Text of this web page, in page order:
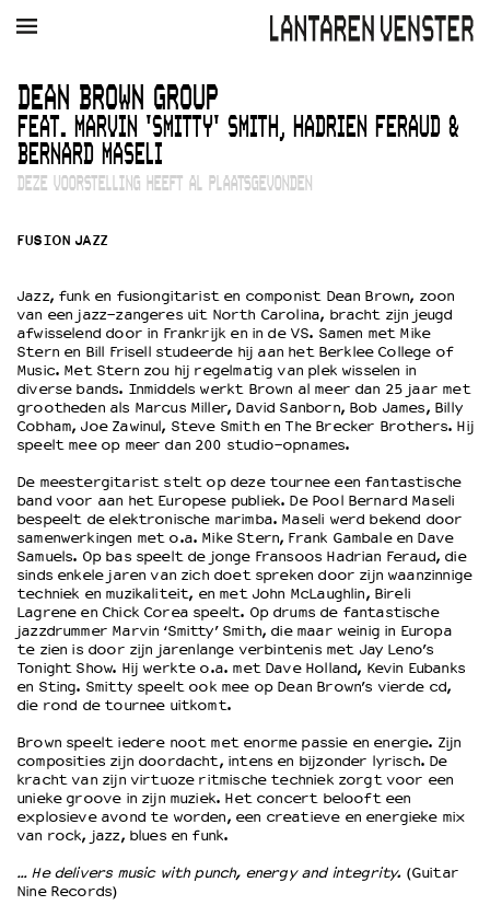
AGENDA FILM MUZIEK RESTAURANT
Winkelmandje
Zoek
PLAN JE BEZOEK
Bereikbaarheid
EDUCATIE
Schoolvoorstellingen
Filmprogramma’s Primair Onderwijs
Filmprogramma’s VO/MBO
OVER LANTARENVENSTER
Wat we doen
Werken bij
Wie is wie
Word vriend
Historie
Partners
Privacyverklaring
Integriteits- en gedragscode
Duurzaamheid
Culturele boycot Israël
Ruimte voor artistieke vrijheid – VNPF
DEAN BROWN GROUP
FEAT. MARVIN 'SMITTY' SMITH, HADRIEN FERAUD &
BERNARD MASELI
DEZE VOORSTELLING HEEFT AL PLAATSGEVONDEN
FUSION JAZZ
Jazz, funk en fusiongitarist en componist Dean Brown, zoon
van een jazz-zangeres uit North Carolina, bracht zijn jeugd
afwisselend door in Frankrijk en in de VS. Samen met Mike
Stern en Bill Frisell studeerde hij aan het Berklee College of
Music. Met Stern zou hij regelmatig van plek wisselen in
diverse bands. Inmiddels werkt Brown al meer dan 25 jaar met
grootheden als Marcus Miller, David Sanborn, Bob James, Billy
Cobham, Joe Zawinul, Steve Smith en The Brecker Brothers. Hij
speelt mee op meer dan 200 studio-opnames.
De meestergitarist stelt op deze tournee een fantastische
band voor aan het Europese publiek. De Pool Bernard Maseli
bespeelt de elektronische marimba. Maseli werd bekend door
samenwerkingen met o.a. Mike Stern, Frank Gambale en Dave
Samuels. Op bas speelt de jonge Fransoos Hadrian Feraud, die
sinds enkele jaren van zich doet spreken door zijn waanzinnige
techniek en muzikaliteit, en met John McLaughlin, Bireli
Lagrene en Chick Corea speelt. Op drums de fantastische
jazzdrummer Marvin ‘Smitty’ Smith, die maar weinig in Europa
te zien is door zijn jarenlange verbintenis met Jay Leno’s
Tonight Show. Hij werkte o.a. met Dave Holland, Kevin Eubanks
en Sting. Smitty speelt ook mee op Dean Brown’s vierde cd,
die rond de tournee uitkomt.
Brown speelt iedere noot met enorme passie en energie. Zijn
composities zijn doordacht, intens en bijzonder lyrisch. De
kracht van zijn virtuoze ritmische techniek zorgt voor een
unieke groove in zijn muziek. Het concert belooft een
explosieve avond te worden, een creatieve en energieke mix
van rock, jazz, blues en funk.
… He delivers music with punch, energy and integrity.(Guitar
Nine Records)